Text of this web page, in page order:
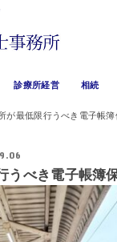
診療所経営 相続
が最低限行うべき電子帳
うべき電子帳簿